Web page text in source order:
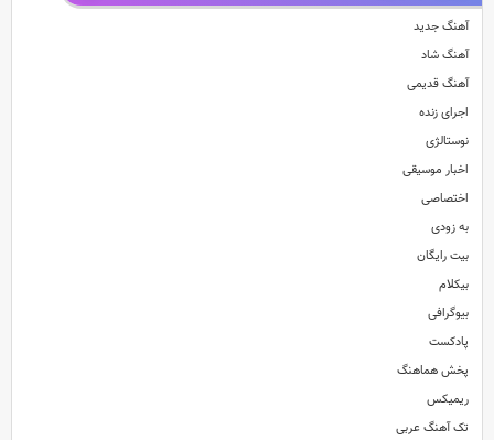
آهنگ جدید
آهنگ شاد
آهنگ قدیمی
اجرای زنده
نوستالژی
اخبار موسیقی
اختصاصی
به زودی
بیت رایگان
بیکلام
بیوگرافی
پادکست
پخش هماهنگ
ریمیکس
تک آهنگ عربی